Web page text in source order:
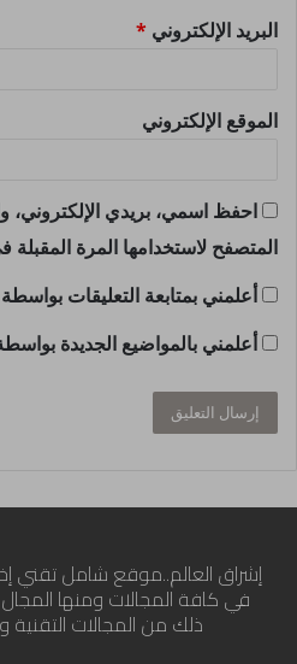
البريد الإلكتروني *
الموقع الإلكتروني
احفظ اسمي، بريدي الإلكتروني،
المتصفح لاستخدامها المرة المقبلة
أعلمني بمتابعة التعليقات بواسطة
أعلمني بالمواضيع الجديدة
إشراق العالم..موقع شامل تقني
في كافة المجالات ومنها المجال
ذلك من المجالات التقنية